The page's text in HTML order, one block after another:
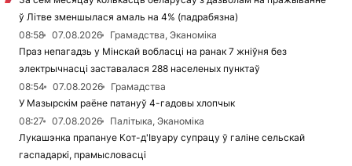
ў Літве зменшылася амаль на 4% (падрабязна)
08:58
07.08.2026
Грамадства, Эканоміка
Праз непагадзь у Мінскай вобласці на ранак 7 жніўня без
электрычнасці заставалася 288 населеных пунктаў
08:54
07.08.2026
Грамадства
У Мазырскім раёне патануў 4-гадовы хлопчык
08:27
07.08.2026
Палітыка, Эканоміка
Лукашэнка прапануе Кот-д'Івуару супрацу ў галіне сельскай
гаспадаркі, прамысловасці